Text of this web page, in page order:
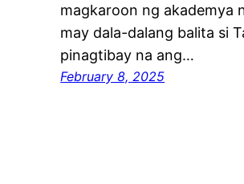
magkaroon ng akademya
may dala-dalang balita si
pinagtibay na ang…
February 8, 2025